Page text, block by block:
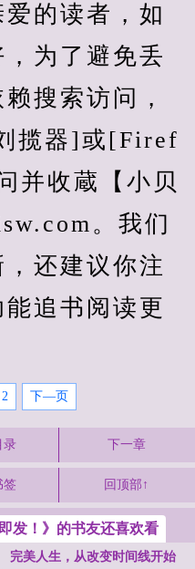
的读者，如
为了避免丢
搜索访问，
揽器]或[Firef
并收蔵【小贝
。我们
还建议你注
追书阅读更
2 下—页
录 下一章
签 回顶部↑
发！》的书友还喜欢看
完美人生，从改变时间线开始